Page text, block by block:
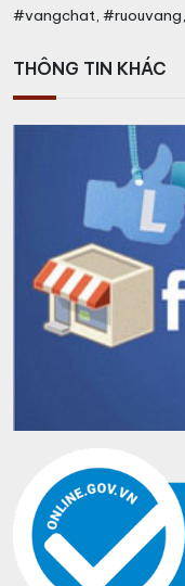
#vangchat,
THÔNG TIN KHÁC